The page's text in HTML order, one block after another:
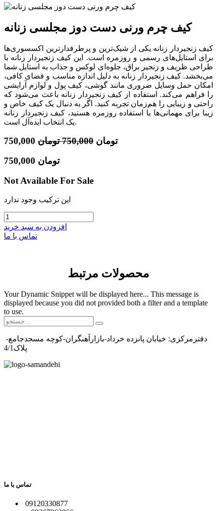
کیف چرم ورنی دست دوز مجلسی زنانه
کیف زنجیردار زنانه یکی از شیک‌ترین و پرطرفدارترین اکسسوری‌ها
برای استایل‌های رسمی و روزمره است. این کیف زنجیردار زنانه با
طراحی ظریف و زنجیر براق، جلوه‌ای لوکس و جذاب به استایل شما
می‌بخشد. کیف زنجیردار زنانه به دلیل اندازه مناسب و فضای کافی،
امکان حمل وسایل ضروری مانند گوشی، کیف پول و لوازم آرایشی
را فراهم می‌کند. استفاده از کیف زنجیردار زنانه باعث می‌شود که
راحتی و زیبایی را هم‌زمان تجربه کنید. اگر به دنبال یک کیف خاص و
زیبا برای مهمانی‌ها یا استفاده روزمره هستید، کیف زنجیردار زنانه
یک انتخاب ایده‌آل است.
750,000 تومان 750,000تومان
750,000 تومان
Not Available For Sale
این ترکیب وجود ندارد
افزودن به سبد خرید
تماس با ما
محصولات مرتبط
Your Dynamic Snippet will be displayed here... This message is
displayed because you did not provided both a filter and a template
to use.
پلاک4/1
تماس با ما
​09120330877